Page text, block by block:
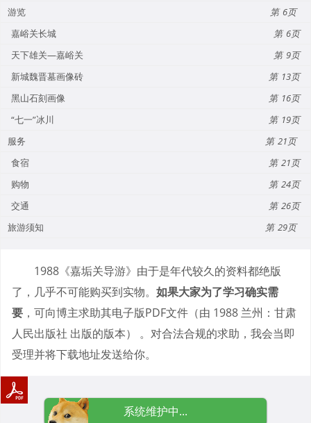
游览
6
嘉峪关长城
6
天下雄关—嘉峪关
9
新城魏晋墓画像砖
13
黑山石刻画像
16
“七一”冰川
19
服务
21
食宿
21
购物
24
交通
26
旅游须知
29
1988《嘉垢关导游》由于是年代较久的资料都绝版
了，几乎不可能购买到实物。 如果大家为了学习确实需
要 ，可向博主求助其电子版PDF文件（由 1988 兰州：甘肃
人民出版社 出版的版本） 。对合法合规的求助，我会当即
受理并将下载地址发送给你。
系统维护中...